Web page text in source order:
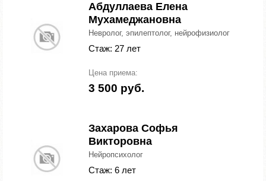
Абдуллаева Елена
Мухамеджановна
Невролог, эпилептолог, нейрофизиолог
Стаж: 27 лет
Цена приема:
3 500 руб.
Захарова Софья
Викторовна
Нейропсихолог
Стаж: 6 лет